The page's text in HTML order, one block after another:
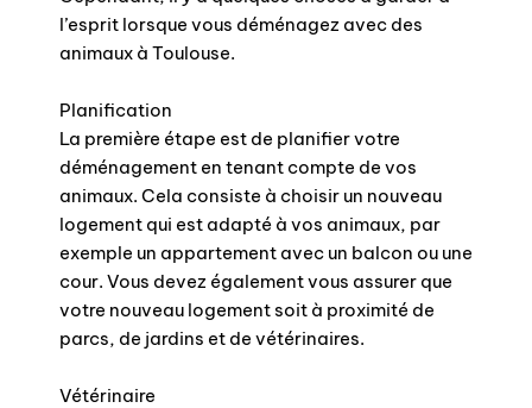
l’esprit lorsque vous déménagez avec des
animaux à Toulouse.
Planification
La première étape est de planifier votre
déménagement en tenant compte de vos
animaux. Cela consiste à choisir un nouveau
logement qui est adapté à vos animaux, par
exemple un appartement avec un balcon ou une
cour. Vous devez également vous assurer que
votre nouveau logement soit à proximité de
parcs, de jardins et de vétérinaires.
Vétérinaire